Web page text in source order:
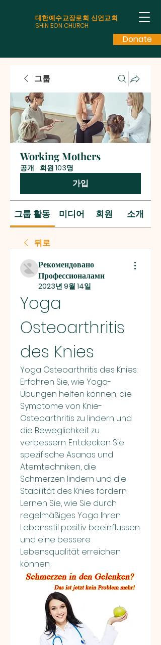
대한예수교장로회 신언교회
SHIN EON CHURCH
Donate
그룹
Working Mothers
공개 · 회원 103명
가입
그룹 활동 미디어 회원 소개
뒤로
Рекомендовано
Профессионалами
2023년 9월 14일
Yoga
Osteoarthritis
des Knies
Yoga Osteoarthritis des Knies:
Erfahren Sie, wie Yoga-
Übungen helfen können, die
Symptome von Knie-
Osteoarthritis zu lindern und
die Beweglichkeit zu
verbessern. Entdecken Sie
spezifische Asanas und
Atemtechniken, die
Schmerzen lindern und die
Stabilität des Knies fördern.
Lernen Sie, wie Sie durch
regelmäßiges Yoga Ihren
Lebensstil positiv beeinflussen
und eine bessere
Lebensqualität erreichen
können.